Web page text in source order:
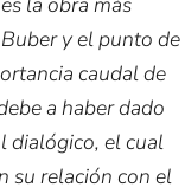
y el punto de
caudal de
a haber dado
dialógico, el cual
su relación con el